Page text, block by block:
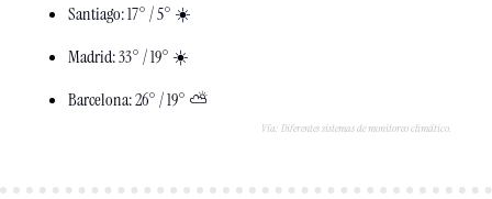
Santiago: 17° / 5° ☀️
Madrid: 33° / 19° ☀️
Barcelona: 26° / 19° ⛅️
Vía: Diferentes sistemas de monitoreo climático.